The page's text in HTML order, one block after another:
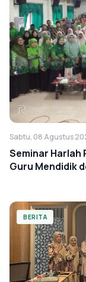
Sabtu, 08 Agustus
Seminar Harlah
Guru Mendidik
BERITA